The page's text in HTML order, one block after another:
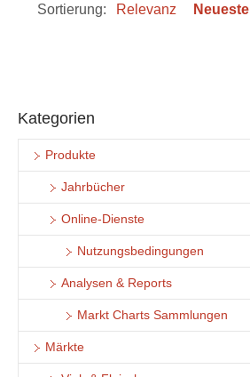
Sortierung: Relevanz Neueste
Kategorien
Produkte
Jahrbücher
Online-Dienste
Nutzungsbedingungen
Analysen & Reports
Markt Charts Sammlungen
Märkte